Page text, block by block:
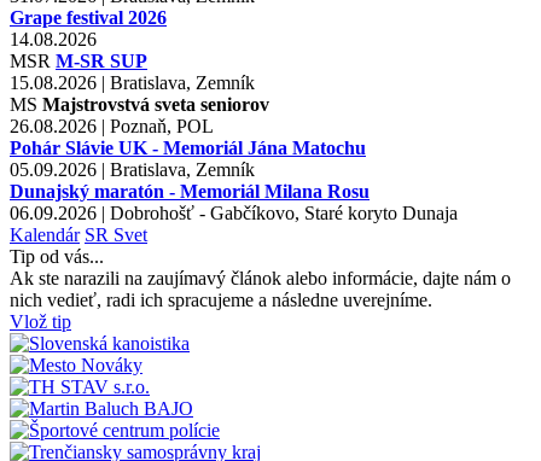
Grape festival 2026
14.08.2026
MSR M-SR SUP
15.08.2026 | Bratislava, Zemník
MS Majstrovstvá sveta seniorov
26.08.2026 | Poznaň, POL
Pohár Slávie UK - Memoriál Jána Matochu
05.09.2026 | Bratislava, Zemník
Dunajský maratón - Memoriál Milana Rosu
06.09.2026 | Dobrohošť - Gabčíkovo, Staré koryto Dunaja
Kalendár SR Svet
Tip od vás...
Ak ste narazili na zaujímavý článok alebo informácie, dajte nám o
nich vedieť, radi ich spracujeme a následne uverejníme.
Vlož tip